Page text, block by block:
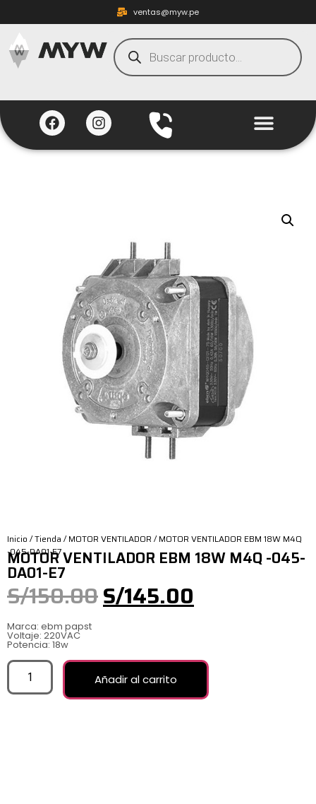
ventas@myw.pe
Inicio /Tienda /MOTOR VENTILADOR / MOTOR VENTILADOR EBM 18W M4Q
-045-DA01-E7
MOTOR VENTILADOR EBM 18W M4Q -045-
DA01-E7
S/150.00S/145.00
Marca: ebm papst
Voltaje: 220VAC
Potencia: 18w
Añadir al carrito